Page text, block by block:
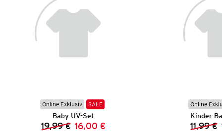
Online Exklusiv SALE
Baby UV-Set
Vorheriger Preis:
19,99 € Neuer Preis:
16,00 €
Online
Kinder
11,99 €